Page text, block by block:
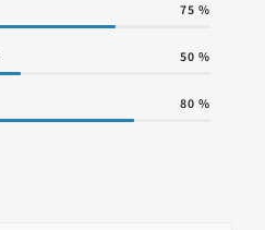
75 %
50 %
80 %